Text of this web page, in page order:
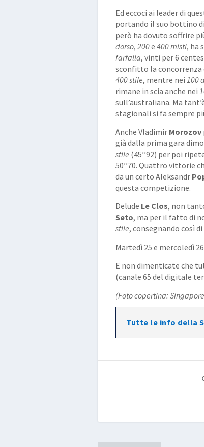
Ed eccoci ai leader di
portando il suo bottino di
però ha dovuto soffrire
dorso,200e400 misti, ha
farfalla, vinti per 6
sconfitto la concorrenza
400 stile, mentre nei 100
rimane in scia anche nei
sull’australiana. Ma
stagionali si fa sempre
Anche Vladimir Morozov
già dalla prima gara
stile (45’’92) per poi
50’’70. Quattro vittorie
da un certo Aleksandr
questa competizione.
Delude Le Clos, non
Seto, ma per il fatto di
stile, consegnando così
Martedì 25 e mercoledì
E non dimenticate che
(canale 65 del digitale
(Foto copertina:
Tutte le info della